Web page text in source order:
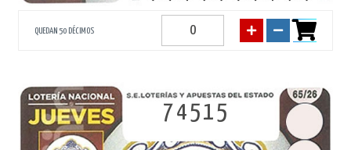
QUEDAN 50 DÉCIMOS
74515